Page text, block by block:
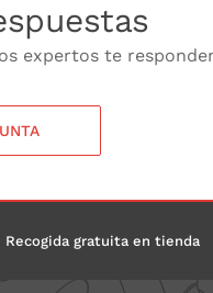
expertos te
Recogida gratuita en tienda